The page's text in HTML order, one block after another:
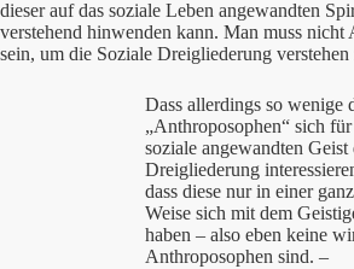
dieser auf das soziale Leben angewandten
verstehend hinwenden kann. Man muss nicht
sein, um die Soziale Dreigliederung
Dass allerdings so wenige
„Anthroposophen“ sich
soziale angewandten Geist
Dreigliederung
dass diese nur in einer
Weise sich mit dem
haben – also eben keine
Anthroposophen sind. –